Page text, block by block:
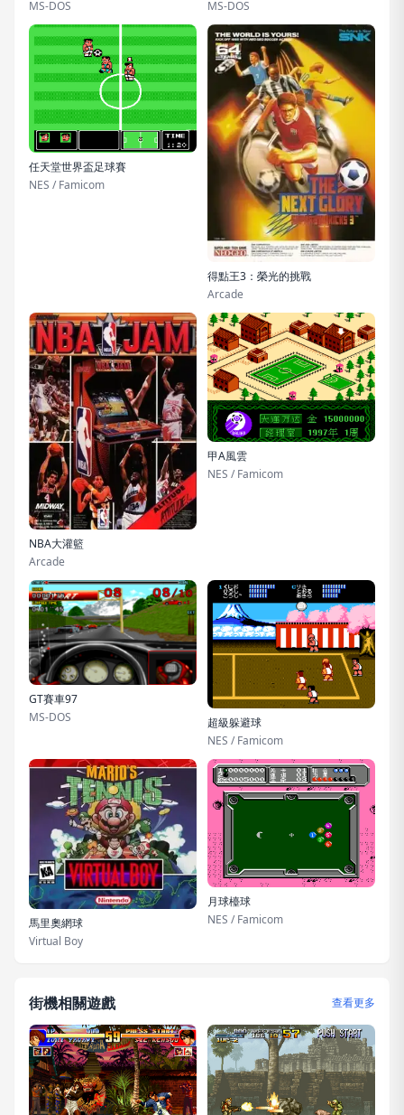
MS-DOS MS-DOS
任天堂世界盃足球賽
NES / Famicom
得點王3：榮光的挑戰
Arcade
NBA大灌籃
Arcade
甲A風雲
NES / Famicom
GT賽車97
MS-DOS
超級躲避球
NES / Famicom
馬里奧網球
Virtual Boy
月球檯球
NES / Famicom
街機相關遊戲 查看更多